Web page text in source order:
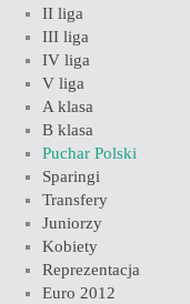
II liga
III liga
IV liga
V liga
A klasa
B klasa
Puchar Polski
Sparingi
Transfery
Juniorzy
Kobiety
Reprezentacja
Euro 2012